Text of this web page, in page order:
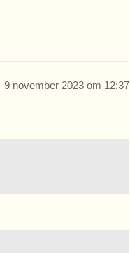
9 november 2023 om 12:37